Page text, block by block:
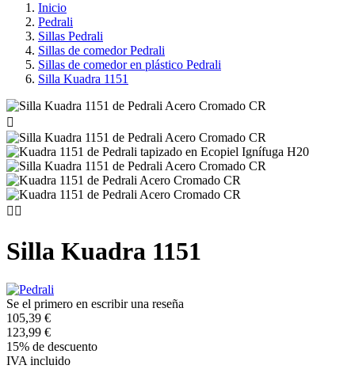
Inicio
Pedrali
Sillas Pedrali
Sillas de comedor Pedrali
Sillas de comedor en plástico Pedrali
Silla Kuadra 1151

 
Silla Kuadra 1151
Se el primero en escribir una reseña
105,39 €
123,99 €
15% de descuento
IVA incluido